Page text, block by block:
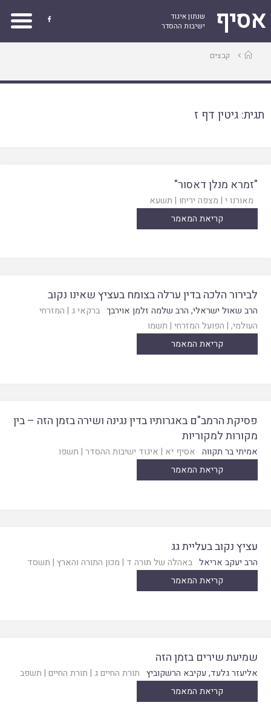
אסיף
שנתון איגוד
ישיבות ההסדר

עמודקבצים
תגית:גיטין דף ז
"זמרא מנלן דאסור"
מאורנו י | מצפה יריחו | תשעא
קריאת המאמר
לבירור הלכה בדין ערלה בצומח בעציץ שאינו נקוב
הרב שאול ישראלי, הרב שלמה זלמן אוירבך ברקאי ג | המזרחי
העולמי, | הפועל המזרחי | תשמו
קריאת המאמר
פסיקת הרמב"ם באגרותיו בדין נגינה ושירה בזמן הזה – בין
מקורות למקוריות
אמיתי בר תקווה אסיף יא | איגוד ישיבות ההסדר | תשפו
קריאת המאמר
עציץ נקוב בעליית גג
הרב יעקב אריאל באהלה של תורה ד | מכון התורה והארץ | תשסד
קריאת המאמר
שמיעת שירים בזמן הזה
אליעזר גלעד, עקיבא הרשקוביץ תורת החיים ג | תורת החיים | תשפב
קריאת המאמר